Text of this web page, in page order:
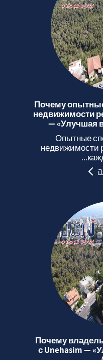
Почему
недвижимости
— «Улучшая
Опытные
недвижимости
Почему
с Unehasim —